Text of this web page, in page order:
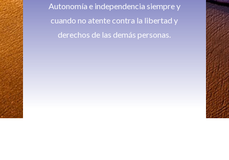
Autonomía e independencia siempre y
cuando no atente contra la libertad y
derechos de las demás personas.